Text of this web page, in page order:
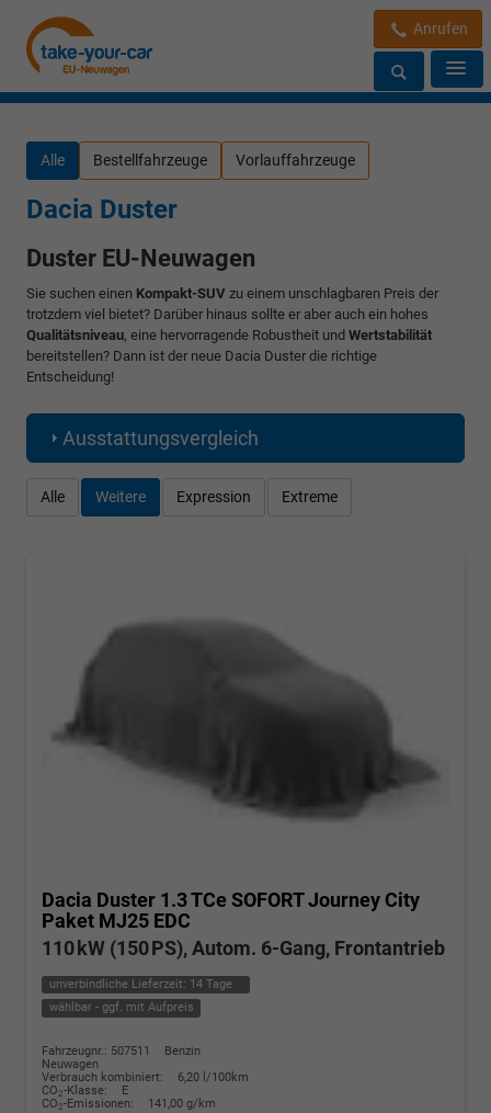
Anrufen
Alle Bestellfahrzeuge Vorlauffahrzeuge
Dacia Duster
Duster EU-Neuwagen
Sie suchen einen Kompakt-SUV zu einem unschlagbaren Preis der
trotzdem viel bietet? Darüber hinaus sollte er aber auch ein hohes
Qualitätsniveau, eine hervorragende Robustheit und Wertstabilität
bereitstellen? Dann ist der neue Dacia Duster die richtige
Entscheidung!
Ausstattungsvergleich
Alle Weitere Expression Extreme
Dacia Duster 1.3 TCe SOFORT Journey City
Paket MJ25 EDC
110 kW (150 PS), Autom. 6-Gang, Frontantrieb
unverbindliche Lieferzeit: 14 Tage
wählbar - ggf. mit Aufpreis
Fahrzeugnr.: 507511
Benzin
Neuwagen
Verbrauch kombiniert:
6,20 l/100km
CO2-Klasse:
E
CO2-Emissionen: 141,00 g/km